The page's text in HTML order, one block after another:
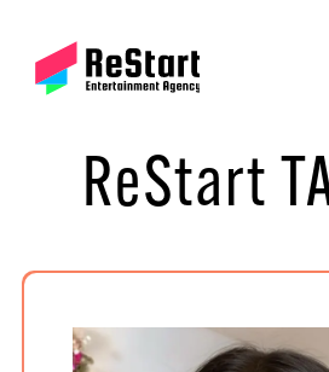
ReStart